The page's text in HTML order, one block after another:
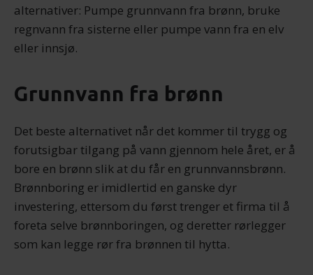
alternativer: Pumpe grunnvann fra brønn, bruke
regnvann fra sisterne eller pumpe vann fra en elv
eller innsjø.
Grunnvann fra brønn
Det beste alternativet når det kommer til trygg og
forutsigbar tilgang på vann gjennom hele året, er å
bore en brønn slik at du får en grunnvannsbrønn.
Brønnboring er imidlertid en ganske dyr
investering, ettersom du først trenger et firma til å
foreta selve brønnboringen, og deretter rørlegger
som kan legge rør fra brønnen til hytta.